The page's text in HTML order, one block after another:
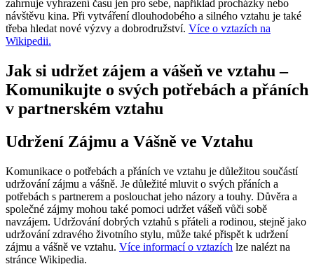
zahrnuje vyhrazení času jen pro sebe, například procházky nebo
návštěvu kina. Při vytváření dlouhodobého a silného vztahu je také
třeba hledat nové výzvy a dobrodružství. Více o vztazích na
Wikipedii.
Jak si udržet zájem a vášeň ve vztahu –
Komunikujte o svých potřebách a přáních
v partnerském vztahu
Udržení Zájmu a Vášně ve Vztahu
Komunikace o potřebách a přáních ve vztahu je důležitou součástí
udržování zájmu a vášně. Je důležité mluvit o svých přáních a
potřebách s partnerem a poslouchat jeho názory a touhy. Důvěra a
společné zájmy mohou také pomoci udržet vášeň vůči sobě
navzájem. Udržování dobrých vztahů s přáteli a rodinou, stejně jako
udržování zdravého životního stylu, může také přispět k udržení
zájmu a vášně ve vztahu. Více informací o vztazích lze nalézt na
stránce Wikipedia.